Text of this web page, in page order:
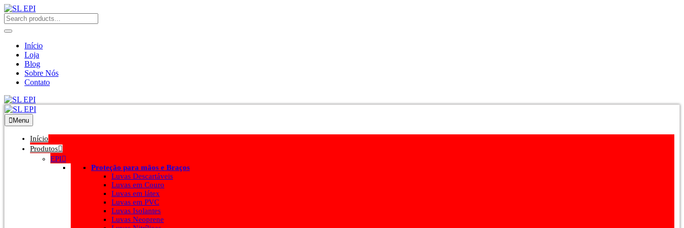
Início
Loja
Blog
Sobre Nós
Contato
Menu
Início
Produtos
EPI
Proteção para mãos e Braços
Luvas Descartáveis
Luvas em Couro
Luvas em látex
Luvas em PVC
Luvas Isolantes
Luvas Neoprene